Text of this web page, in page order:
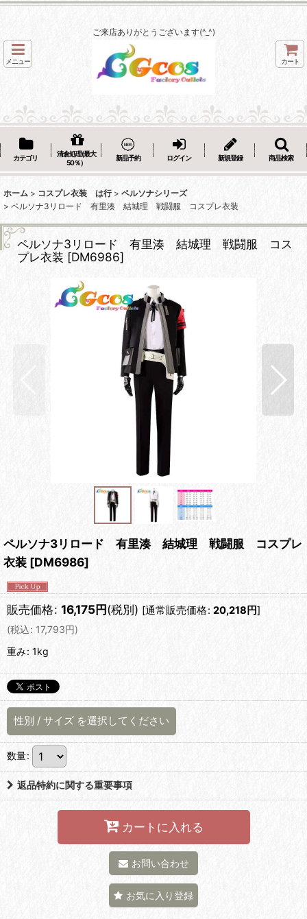
ご来店ありがとうございます(^_^)
メニュー カート
カテゴリ
清倉処理(最大
50％）
新品予約 ログイン 新規登録 商品検索
ホーム > コスプレ衣装 は行 > ペルソナシリーズ
> ペルソナ3リロード 有里湊 結城理 戦闘服 コスプレ衣装
ペルソナ3リロード 有里湊 結城理 戦闘服 コス
プレ衣装 [DM6986]
ペルソナ3リロード 有里湊 結城理 戦闘服 コスプレ
衣装 [DM6986]
販売価格: 16,175円(税別) [通常販売価格: 20,218 円]
(税込: 17,793円)
重み: 1kg
性別 / サイズ を選択してください
数量:
返品特約に関する重要事項
カートに入れる
お問い合わせ
お気に入り登録